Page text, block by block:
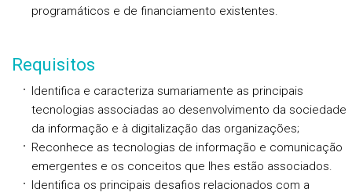
programáticos e de financiamento existentes.
Requisitos
Identifica e caracteriza sumariamente as principais
tecnologias associadas ao desenvolvimento da sociedade
da informação e à digitalização das organizações;
Reconhece as tecnologias de informação e comunicação
emergentes e os conceitos que lhes estão associados.
Identifica os principais desafios relacionados com a